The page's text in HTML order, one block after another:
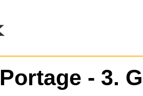
Portage - 3.